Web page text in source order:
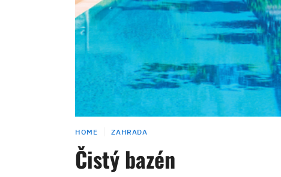
HOME ZAHRADA
Čistý bazén